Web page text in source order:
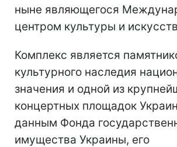
ныне являющегося
центром культуры и
Комплекс является
культурного наследия
значения и одной из
концертных площадок
данным Фонда
имущества Украины, его